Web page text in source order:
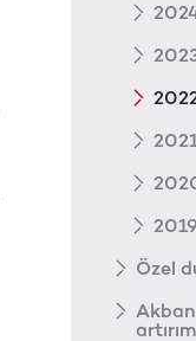
2019
Özel